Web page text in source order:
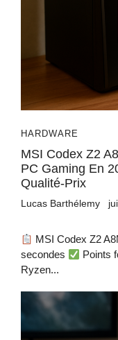
HARDWARE
MSI Codex Z2
PC Gaming En
Qualité-Prix
Lucas Barthélemy
MSI Codex Z2
secondes
Points
Ryzen...